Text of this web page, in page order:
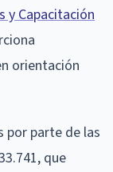
y Capacitación
orientación
por parte de las
que